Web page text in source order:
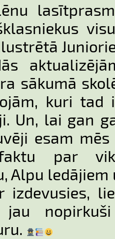
sākumā
kuri tad
Un, lai gan
esam
par
Alpu ledājiem
izdevusies,
jau